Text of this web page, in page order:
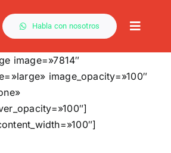
Habla con nosotros
Toggle
image=»7814″
image_opacity=»100″